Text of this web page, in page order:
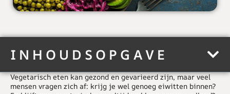
INHOUDSOPGAVE
Vegetarisch eten kan gezond en gevarieerd zijn, maar veel
mensen vragen zich af: krijg je wel genoeg eiwitten binnen?